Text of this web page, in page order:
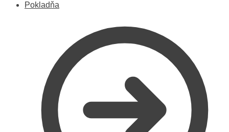
Pokladňa